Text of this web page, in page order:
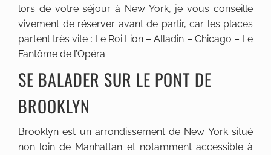
lors de votre séjour à New York, je vous conseille
vivement de réserver avant de partir, car les places
partent très vite : Le Roi Lion – Alladin – Chicago – Le
Fantôme de l’Opéra.
SE BALADER SUR LE PONT DE
BROOKLYN
Brooklyn est un arrondissement de New York situé
non loin de Manhattan et notamment accessible à